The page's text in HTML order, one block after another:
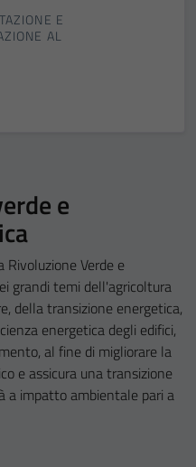
E
AL
e
Rivoluzione Verde e
grandi temi dell'agricoltura
della transizione energetica,
energetica degli edifici,
al fine di migliorare la
e assicura una transizione
a impatto ambientale pari a